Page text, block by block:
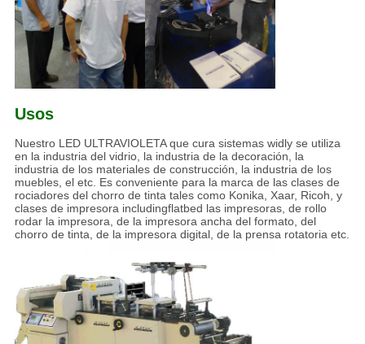
Usos
Nuestro LED ULTRAVIOLETA que cura sistemas widly se utiliza
en la industria del vidrio, la industria de la decoración, la
industria de los materiales de construcción, la industria de los
muebles, el etc. Es conveniente para la marca de las clases de
rociadores del chorro de tinta tales como Konika, Xaar, Ricoh, y
clases de impresora includingflatbed las impresoras, de rollo
rodar la impresora, de la impresora ancha del formato, del
chorro de tinta, de la impresora digital, de la prensa rotatoria etc.